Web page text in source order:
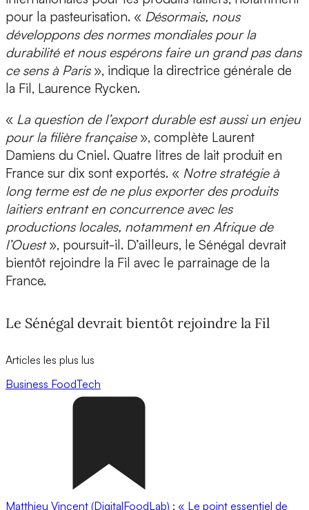
pour la pasteurisation. « Désormais, nous
développons des normes mondiales pour la
durabilité et nous espérons faire un grand pas dans
ce sens à Paris», indique la directrice générale de
la Fil, Laurence Rycken.
« La question de l’export durable est aussi un enjeu
pour la filière française », complète Laurent
Damiens du Cniel. Quatre litres de lait produit en
France sur dix sont exportés. « Notre stratégie à
long terme est de ne plus exporter des produits
laitiers entrant en concurrence avec les
productions locales, notamment en Afrique de
l’Ouest», poursuit-il. D’ailleurs, le Sénégal devrait
bientôt rejoindre la Fil avec le parrainage de la
France.
Le Sénégal devrait bientôt rejoindre la Fil
Articles les plus lus
Business FoodTech
Matthieu Vincent (DigitalFoodLab) : « Le point essentiel de